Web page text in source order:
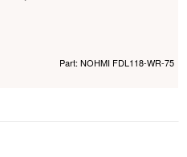
Part: NOHMI FDL118-WR-75